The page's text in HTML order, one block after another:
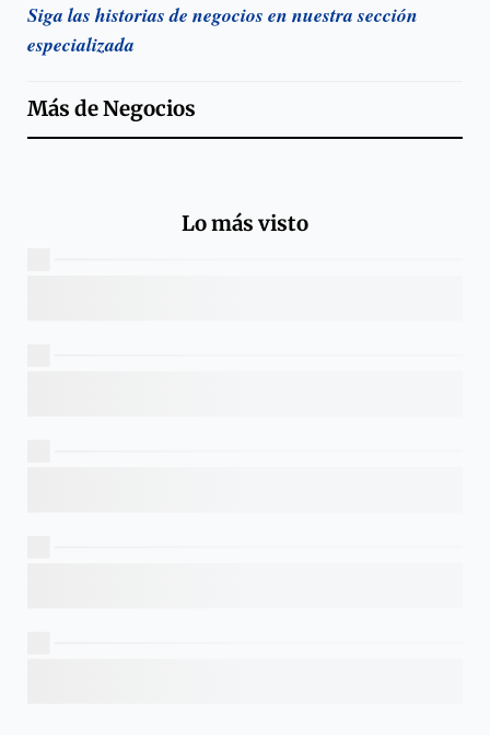
Siga las historias de negocios en nuestra sección
especializada
Más deNegocios
Lo más visto